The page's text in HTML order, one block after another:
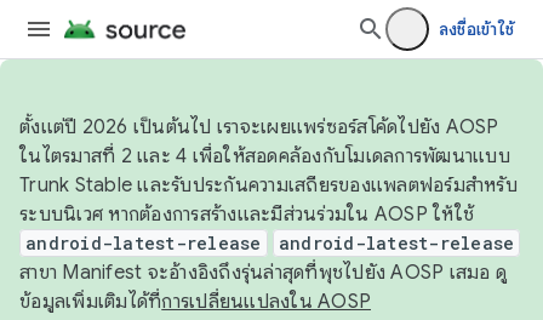
ลงชื่อเข้าใช้
ตั้งแต่ปี 2026 เป็นต้นไป เราจะเผยแพร่ซอร์สโค้ดไปยัง AOSP
ในไตรมาสที่ 2 และ 4 เพื่อให้สอดคล้องกับโมเดลการพัฒนาแบบ
Trunk Stable และรับประกันความเสถียรของแพลตฟอร์มสำหรับ
ระบบนิเวศ หากต้องการสร้างและมีส่วนร่วมใน AOSP ให้ใช้
android-latest-release android-latest-release
สาขา Manifest จะอ้างอิงถึงรุ่นล่าสุดที่พุชไปยัง AOSP เสมอ ดู
ข้อมูลเพิ่มเติมได้ที่การเปลี่ยนแปลงใน AOSP